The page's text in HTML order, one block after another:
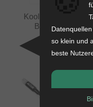
Kool Stop "Supra 2"
Bremsschuhe
0.06 kg
14.24 EUR
so klein und
beste